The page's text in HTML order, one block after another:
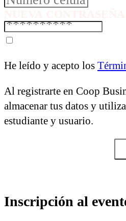
He leído y acepto los
Al registrarte en Coop
almacenar tus datos y
estudiante y usuario.
Inscripción al